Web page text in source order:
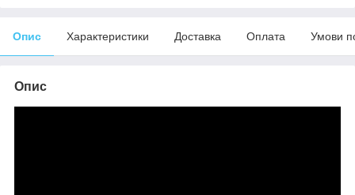
Опис Характеристики Доставка Оплата Умови
Опис